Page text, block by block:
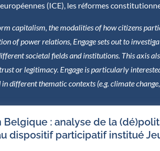
(ICE), les réformes
capitalism, the modalities of how citizens
of power relations, Engage sets out to
societal fields and institutions. This axis
or legitimacy. Engage is particularly
different thematic contexts (e.g. climate
: analyse de la
dispositif participatif institué